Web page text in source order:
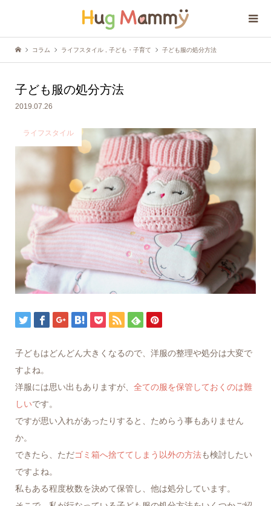
コラム ライフスタイル 子ども・子育て 子ども服の処分方法
子ども服の処分方法
2019.07.26
ライフスタイル
子どもはどんどん大きくなるので、洋服の整理や処分は大変で
すよね。
洋服には思い出もありますが、 全ての服を保管しておくのは難
しいです。
ですが思い入れがあったりすると、ためらう事もありません
か。
できたら、ただゴミ箱へ捨ててしまう以外の方法も検討したい
ですよね。
私もある程度枚数を決めて保管し、他は処分しています。